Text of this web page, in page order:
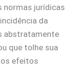
normas jurídicas
da
abstratamente
que tolhe sua
efeitos